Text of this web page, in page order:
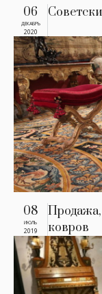
06
ДЕКАБРЬ
2020
08
ИЮЛЬ
2019
ковров